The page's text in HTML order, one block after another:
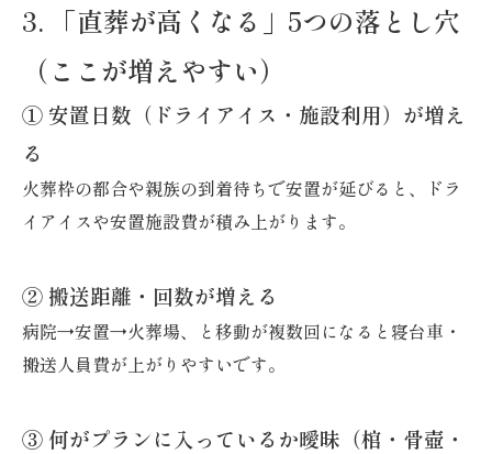
3. 「直葬が高くなる」5つの落とし穴
（ここが増えやすい）
① 安置日数（ドライアイス・施設利用）が増え
る
火葬枠の都合や親族の到着待ちで安置が延びると、ドラ
イアイスや安置施設費が積み上がります。
② 搬送距離・回数が増える
病院→安置→火葬場、と移動が複数回になると寝台車・
搬送人員費が上がりやすいです。
③ 何がプランに入っているか曖昧（棺・骨壺・